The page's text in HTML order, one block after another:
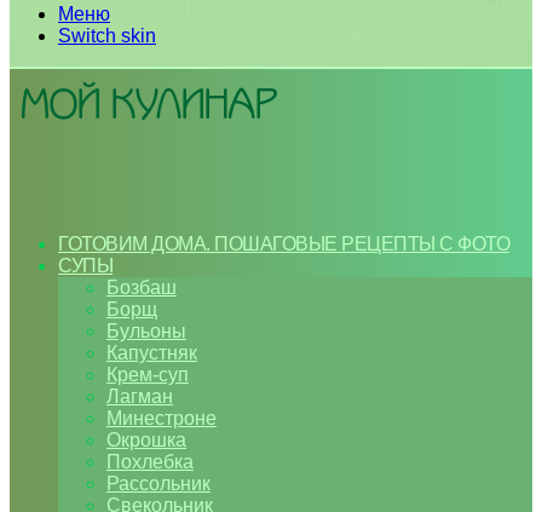
Меню
Switch skin
ГОТОВИМ ДОМА. ПОШАГОВЫЕ РЕЦЕПТЫ С ФОТО
СУПЫ
Бозбаш
Борщ
Бульоны
Капустняк
Крем-суп
Лагман
Минестроне
Окрошка
Похлебка
Рассольник
Свекольник